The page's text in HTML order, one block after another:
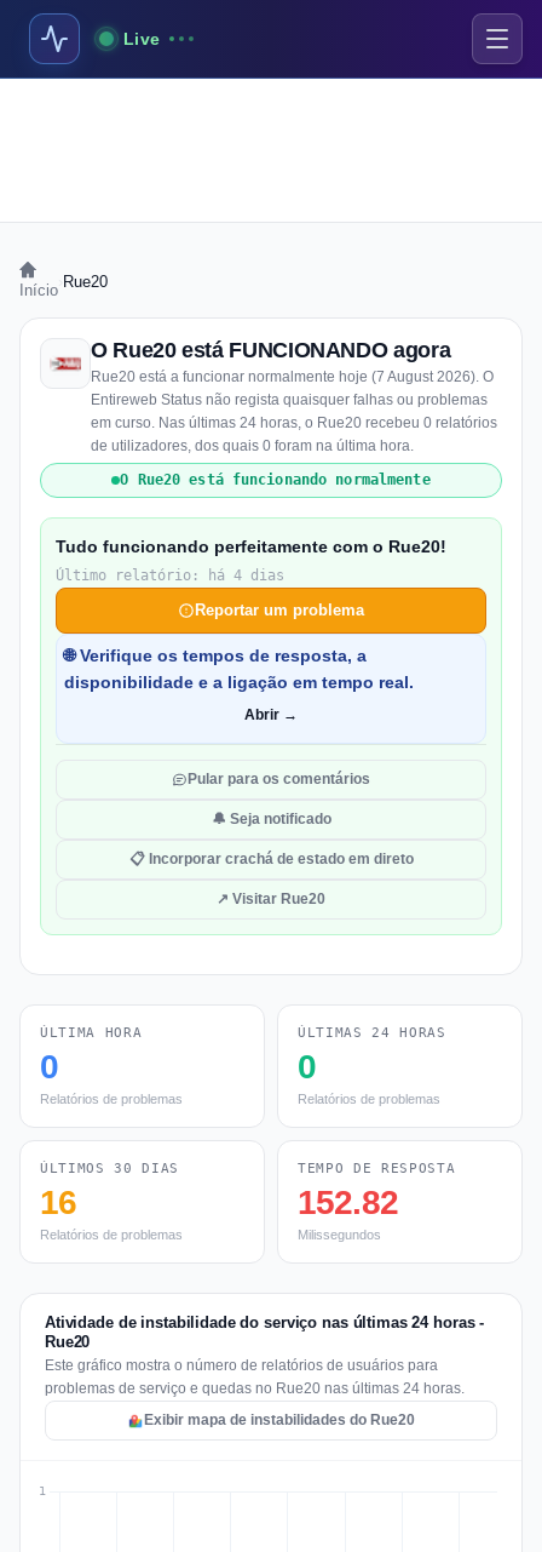
Live
Início Rue20
O Rue20 está FUNCIONANDO agora
Rue20 está a funcionar normalmente hoje (7 August 2026). O
Entireweb Status não regista quaisquer falhas ou problemas
em curso. Nas últimas 24 horas, o Rue20 recebeu 0 relatórios
de utilizadores, dos quais 0 foram na última hora.
O Rue20 está funcionando normalmente
Tudo funcionando perfeitamente com o Rue20!
Último relatório: há 4 dias
Reportar um problema
🌐 Verifique os tempos de resposta, a
disponibilidade e a ligação em tempo real.
Abrir →
Pular para os comentários
🔔 Seja notificado
📋 Incorporar crachá de estado em direto
↗ Visitar Rue20
ÚLTIMA HORA
0
Relatórios de problemas
ÚLTIMAS 24 HORAS
0
Relatórios de problemas
ÚLTIMOS 30 DIAS
16
Relatórios de problemas
TEMPO DE RESPOSTA
152.82
Milissegundos
Atividade de instabilidade do serviço nas últimas 24 horas -
Rue20
Este gráfico mostra o número de relatórios de usuários para
problemas de serviço e quedas no Rue20 nas últimas 24 horas.
Exibir mapa de instabilidades do Rue20